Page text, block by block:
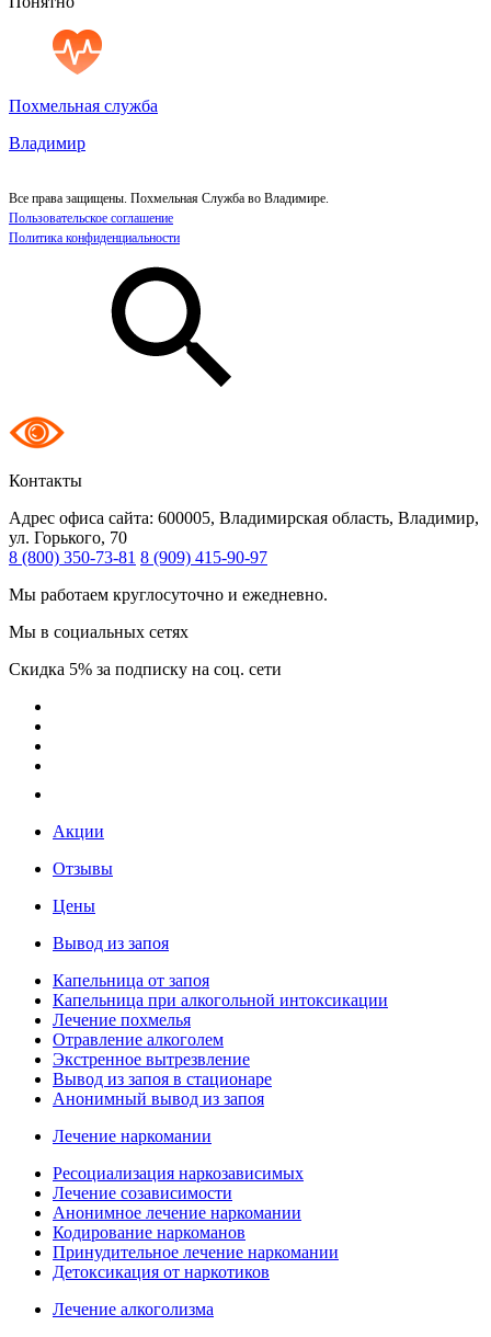
Похмельная служба
Владимир
Все права защищены. Похмельная Служба во Владимире.
Пользовательское соглашение
Политика конфиденциальности
Контакты
Адрес офиса сайта: 600005, Владимирская область, Владимир,
ул. Горького, 70
8 (800) 350-73-81 8 (909) 415-90-97
Мы работаем круглосуточно и ежедневно.
Мы в социальных сетях
Скидка 5% за подписку на соц. сети
Акции
Отзывы
Цены
Вывод из запоя
Капельница от запоя
Капельница при алкогольной интоксикации
Лечение похмелья
Отравление алкоголем
Экстренное вытрезвление
Вывод из запоя в стационаре
Анонимный вывод из запоя
Лечение наркомании
Ресоциализация наркозависимых
Лечение созависимости
Анонимное лечение наркомании
Кодирование наркоманов
Принудительное лечение наркомании
Детоксикация от наркотиков
Лечение алкоголизма